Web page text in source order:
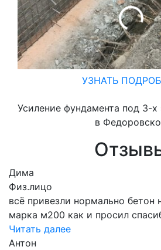
УЗНАТЬ
Усиление фундамента под 3-
в
Дима
Физ.лицо
всё привезли нормально бетон
марка м200 как и просил
Читать далее
Антон